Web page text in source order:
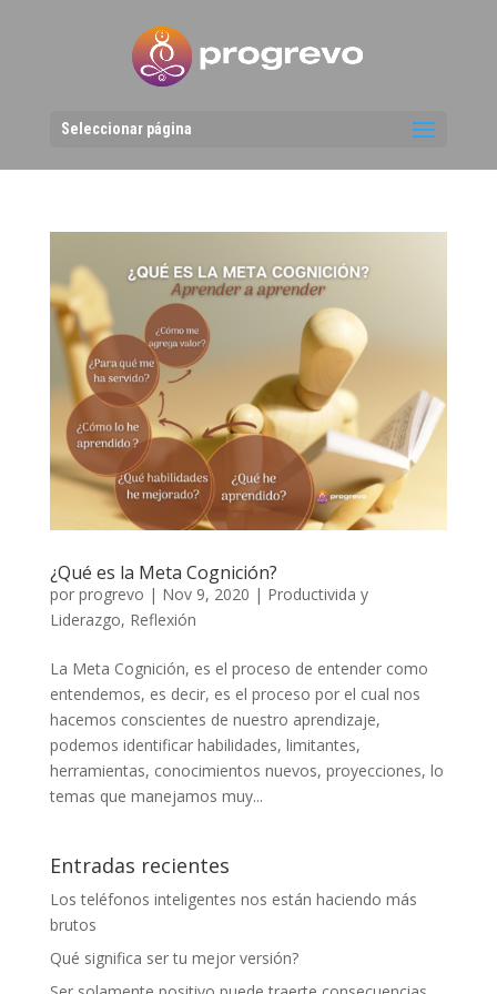
Seleccionar página
¿Qué es la Meta Cognición?
por progrevo | Nov 9, 2020 | Productivida y
Liderazgo, Reflexión
La Meta Cognición, es el proceso de entender como
entendemos, es decir, es el proceso por el cual nos
hacemos conscientes de nuestro aprendizaje,
podemos identificar habilidades, limitantes,
herramientas, conocimientos nuevos, proyecciones, lo
temas que manejamos muy...
Entradas recientes
Los teléfonos inteligentes nos están haciendo más
brutos
Qué significa ser tu mejor versión?